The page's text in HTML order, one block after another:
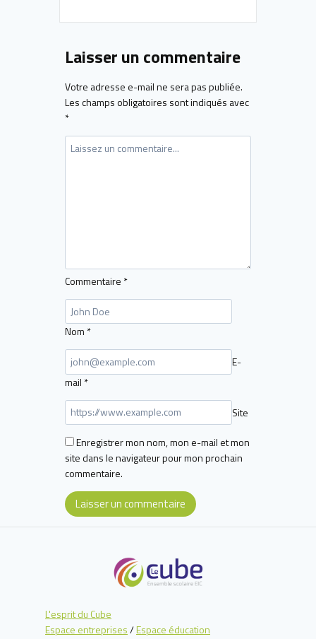
Laisser un commentaire
Votre adresse e-mail ne sera pas publiée.
Les champs obligatoires sont indiqués avec
*
Commentaire *
Nom *
E-
mail *
Site
Enregistrer mon nom, mon e-mail et mon
site dans le navigateur pour mon prochain
commentaire.
L'esprit du Cube
Espace entreprises/Espace éducation